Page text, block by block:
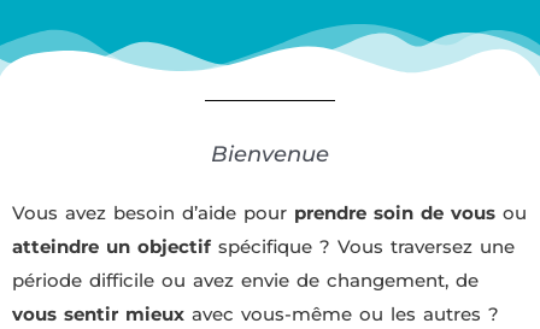
Bienvenue
Vous avez besoin d’aide pour prendre soin de vous ou
atteindre un objectif spécifique ? Vous traversez une
période difficile ou avez envie de changement, de
vous sentir mieux avec vous-même ou les autres ?